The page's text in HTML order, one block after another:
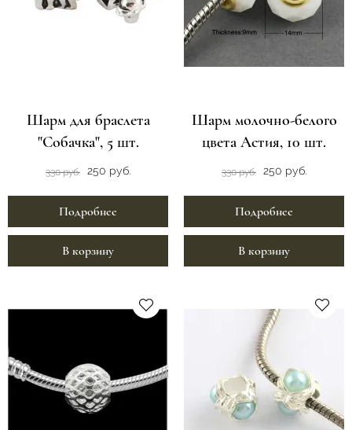
Шарм для браслета
"Собачка", 5 шт.
330 руб. 250 руб.
Подробнее
В корзину
Шарм молочно-белого
цвета Астия, 10 шт.
330 руб. 250 руб.
Подробнее
В корзину